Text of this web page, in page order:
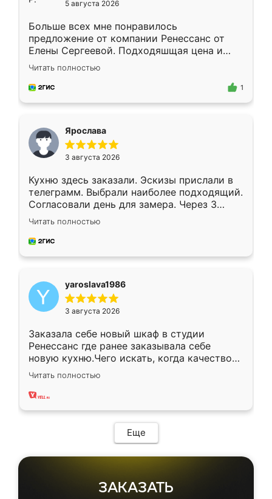
5 августа 2026
Больше всех мне понравилось
предложение от компании Ренессанс от
Елены Сергеевой. Подходяшщая цена и
короткие сроки изготовления. Приехавший
для замера сотрудник Владислав
предложил по моему эскизу самый
Читать полностью
1
Ярослава
3 августа 2026
Кухню здесь заказали. Эскизы прислали в
телеграмм. Выбрали наиболее подходящий.
Согласовали день для замера. Через 3
недели кухня была уже готова. Остались
довольны работой. Спасибо Ренессанс
мебель за качественную работу!
Читать полностью
yaroslava1986
3 августа 2026
Заказала себе новый шкаф в студии
Ренессанс где ранее заказывала себе
новую кухню.Чего искать, когда качеством
вполне довольна. Служит кухня уже почти
два года, нареканий нет.
Читать полностью
Еще
ЗАКАЗАТЬ